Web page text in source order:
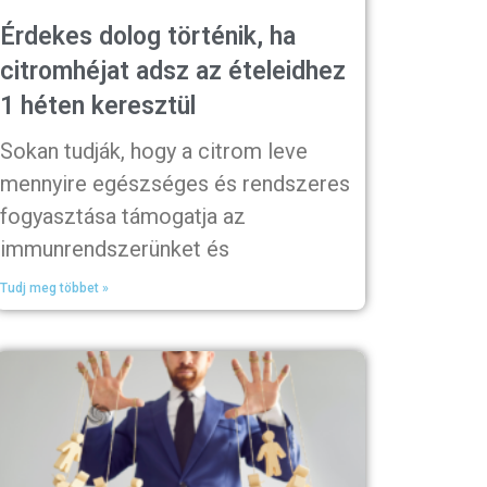
Érdekes dolog történik, ha
citromhéjat adsz az ételeidhez
1 héten keresztül
Sokan tudják, hogy a citrom leve
mennyire egészséges és rendszeres
fogyasztása támogatja az
immunrendszerünket és
Tudj meg többet »